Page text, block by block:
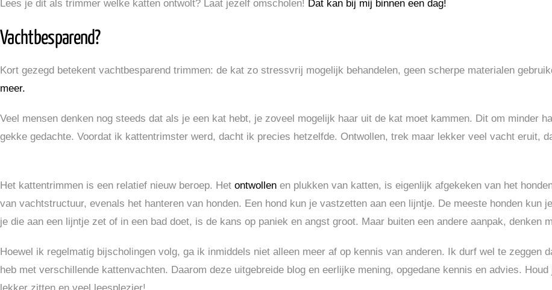
Lees je dit als trimmer welke katten ontwolt? Laat jezelf omscholen! Dat kan bij mij binnen een dag!
Vachtbesparend?
Kort gezegd betekent vachtbesparend trimmen: de kat zo stressvrij mogelijk behandelen, geen scherpe materialen
meer.
Veel mensen denken nog steeds dat als je een kat hebt, je zoveel mogelijk haar uit de kat moet kammen. Dit om minder
gekke gedachte. Voordat ik kattentrimster werd, dacht ik precies hetzelfde. Ontwollen, trek maar lekker veel vacht eruit,
Het kattentrimmen is een relatief nieuw beroep. Het ontwollen en plukken van katten, is eigenlijk afgekeken van het
van vachtstructuur, evenals het hanteren van honden. Een hond kun je vastzetten aan een lijntje. De meeste honden kun
je die aan een lijntje zet of in een bad doet, is de kans op paniek en angst groot. Maar buiten een andere aanpak, denken
Hoewel ik regelmatig bijscholingen volg, ga ik inmiddels niet alleen meer af op kennis van anderen. Ik durf wel te zeggen
heb met verschillende kattenvachten. Daarom deze uitgebreide blog en eerlijke mening, opgedane kennis en advies.